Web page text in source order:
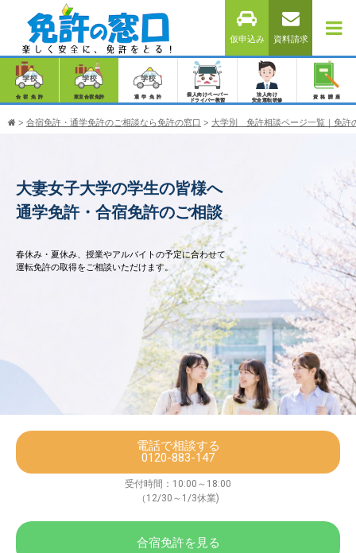
仮申込み 資料請求
合宿免許 東京合宿免許 通学免許
個人向けペーパー
ドライバー教習
法人向け
安全運転研修
資格講座
> 合宿免許・通学免許のご相談なら免許の窓口 > 大学別 免許相談ページ一覧｜免許
大妻女子大学の学生の皆様へ
通学免許・合宿免許のご相談
春休み・夏休み、授業やアルバイトの予定に合わせて
運転免許の取得をご相談いただけます。
電話で相談する
0120-883-147
受付時間：10:00～18:00
（12/30～1/3休業)
合宿免許を見る